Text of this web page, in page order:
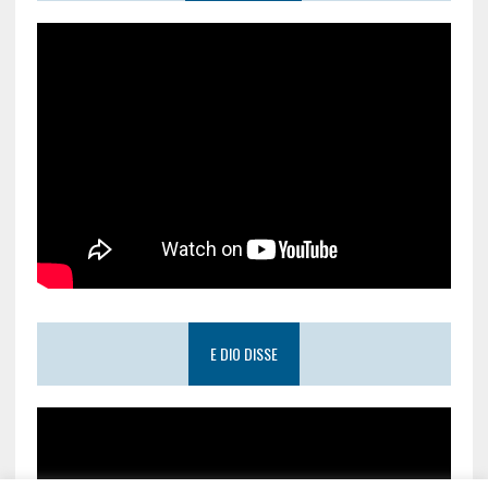
E DIO DISSE